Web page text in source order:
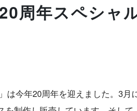
周年スペシャ
は今年20周年を迎えました。3月